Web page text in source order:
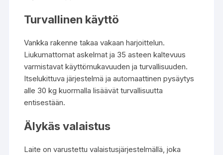
Turvallinen käyttö
Vankka rakenne takaa vakaan harjoittelun.
Liukumattomat askelmat ja 35 asteen kaltevuus
varmistavat käyttömukavuuden ja turvallisuuden.
Itselukittuva järjestelmä ja automaattinen pysäytys
alle 30 kg kuormalla lisäävät turvallisuutta
entisestään.
Älykäs valaistus
Laite on varustettu valaistusjärjestelmällä, joka